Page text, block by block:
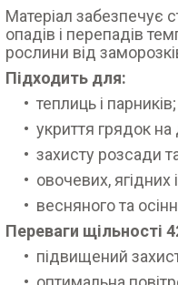
Матеріал забезпечує
опадів і перепадів
рослини від
Підходить для:
теплиць і парників;
укриття грядок на
захисту розсади
овочевих, ягідних
весняного та
Переваги щільності
підвищений